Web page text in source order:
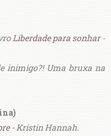
Liberdade para sonhar-
inimigo?! Uma bruxa na
- Kristin Hannah.